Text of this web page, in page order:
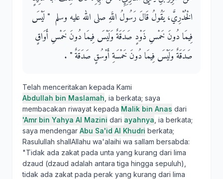
الْخُدْرِيَّ، يَقُولُ قَالَ رَسُولُ اللَّهِ صلى الله عليه وسلم ‏ "‏ لَيْسَ
فِيمَا دُونَ خَمْسِ ذَوْدٍ صَدَقَةٌ وَلَيْسَ فِيمَا دُونَ خَمْسِ أَوَاقٍ
صَدَقَةٌ وَلَيْسَ فِيمَا دُونَ خَمْسَةِ أَوْسُقٍ صَدَقَةٌ ‏"‏ ‏.‏
Telah menceritakan kepada Kami
Abdullah bin Maslamah , ia berkata; saya
membacakan riwayat kepada Malik bin Anas dari
'Amr bin Yahya Al Mazini dari ayahnya , ia berkata;
saya mendengar Abu Sa'id Al Khudri berkata;
Rasulullah shallAllahu wa'alaihi wa sallam bersabda:
"Tidak ada zakat pada unta yang kurang dari lima
dzaud (dzaud adalah antara tiga hingga sepuluh),
tidak ada zakat pada perak yang kurang dari lima